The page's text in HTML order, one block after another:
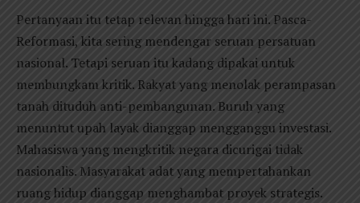
Pertanyaan itu tetap relevan hingga hari ini. Pasca-
Reformasi, kita sering mendengar seruan persatuan
nasional. Tetapi seruan itu kadang dipakai untuk
membungkam kritik. Rakyat yang menolak perampasan
tanah dituduh anti-pembangunan. Buruh yang
menuntut upah layak dianggap mengganggu investasi.
Mahasiswa yang mengkritik negara dicurigai tidak
nasionalis. Masyarakat adat yang mempertahankan
ruang hidup dianggap menghambat proyek strategis.